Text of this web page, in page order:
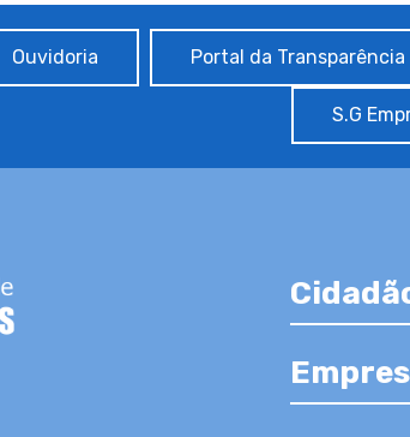
Ouvidoria Portal da Transparência
S.G